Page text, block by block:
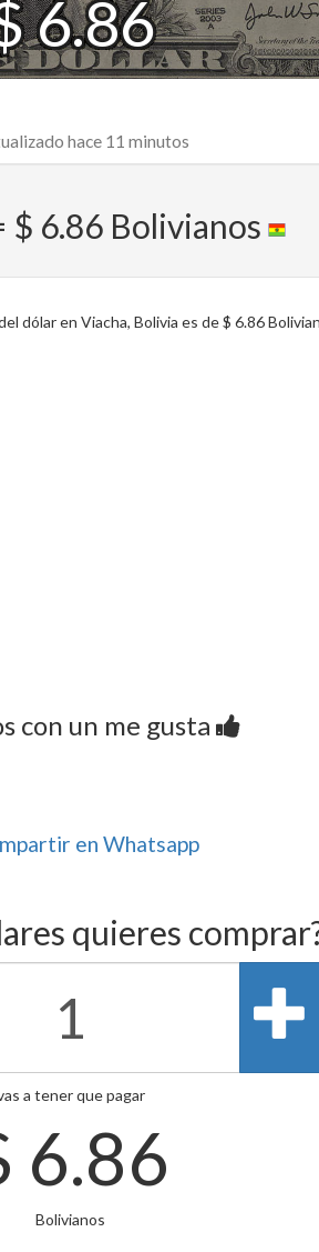
6.86
hace 11 minutos
$ 6.86 Bolivianos
dólar en Viacha, Bolivia es de $ 6.86
con un me gusta
en Whatsapp
quieres
a tener que pagar
6.86
Bolivianos